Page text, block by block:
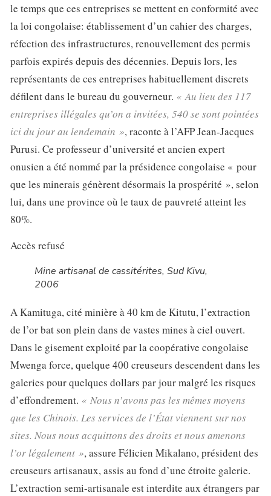
le temps que ces entreprises se mettent en conformité avec
la loi congolaise: établissement d’un cahier des charges,
réfection des infrastructures, renouvellement des permis
parfois expirés depuis des décennies. Depuis lors, les
représentants de ces entreprises habituellement discrets
défilent dans le bureau du gouverneur. « Au lieu des 117
entreprises illégales qu’on a invitées, 540 se sont pointées
ici du jour au lendemain », raconte à l’AFP Jean-Jacques
Purusi. Ce professeur d’université et ancien expert
onusien a été nommé par la présidence congolaise « pour
que les minerais génèrent désormais la prospérité », selon
lui, dans une province où le taux de pauvreté atteint les
80%.
Accès refusé
Mine artisanal de cassitérites, Sud Kivu,
2006
A Kamituga, cité minière à 40 km de Kitutu, l’extraction
de l’or bat son plein dans de vastes mines à ciel ouvert.
Dans le gisement exploité par la coopérative congolaise
Mwenga force, quelque 400 creuseurs descendent dans les
galeries pour quelques dollars par jour malgré les risques
d’effondrement. « Nous n’avons pas les mêmes moyens
que les Chinois. Les services de l’État viennent sur nos
sites. Nous nous acquittons des droits et nous amenons
l’or légalement », assure Félicien Mikalano, président des
creuseurs artisanaux, assis au fond d’une étroite galerie.
L’extraction semi-artisanale est interdite aux étrangers par